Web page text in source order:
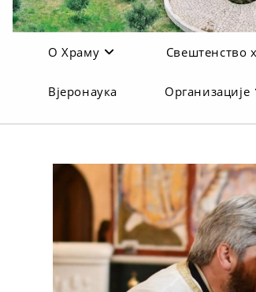
О Храму Свештенство
Вјеронаука Организације